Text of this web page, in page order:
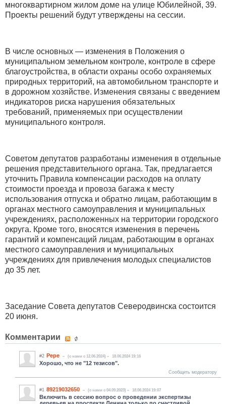
многоквартирном жилом доме на улице Юбилейной, 39.
Проекты решений будут утверждены на сессии.
В числе основных — изменения в Положения о
муниципальном земельном контроле, контроле в сфере
благоустройства, в области охраны особо охраняемых
природных территорий, на автомобильном транспорте и
в дорожном хозяйстве. Изменения связаны с введением
индикаторов риска нарушения обязательных
требований, применяемых при осуществлении
муниципального контроля.
Советом депутатов разработаны изменения в отдельные
решения представительного органа. Так, предлагается
уточнить Правила компенсации расходов на оплату
стоимости проезда и провоза багажа к месту
использования отпуска и обратно лицам, работающим в
органах местного самоуправления и муниципальных
учреждениях, расположенных на территории городского
округа. Кроме того, вносятся изменения в перечень
гарантий и компенсаций лицам, работающим в органах
местного самоуправления и муниципальных
учреждениях для привлечения молодых специалистов
до 35 лет.
Заседание Совета депутатов Северодвинска состоится
20 июня.
Комментарии
#2 Pepe (c нами с 12.06.2024) 18.06.2024 19:16
Хорошо, что не "12 тезисов".
Сообщить модератору
#1 89219032650 (c нами с 04.09.2023) 18.06.2024 19:07
Включить в сессию вопрос о проведении экспертизы